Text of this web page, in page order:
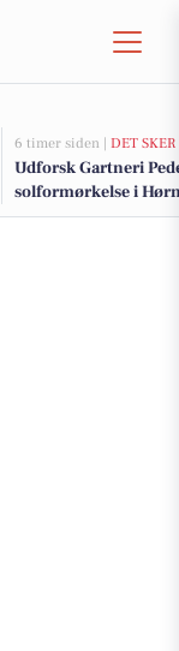
6 timer siden | DET SKER
Udforsk Gartneri
solformørkelse i
Expo